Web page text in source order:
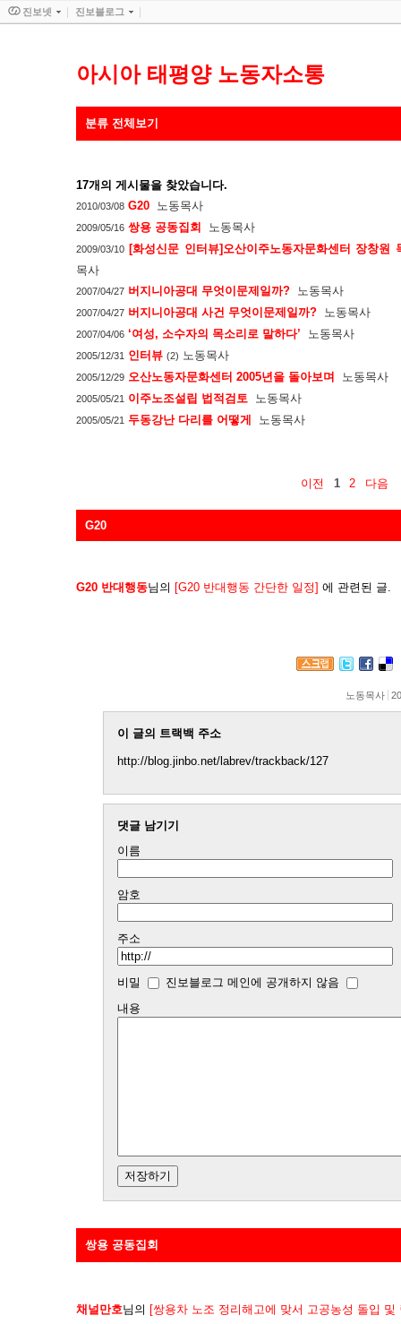
아시아 태평양 노동자소통
분류 전체보기
17개의 게시물을 찾았습니다.
2010/03/08 G20 노동목사
2009/05/16 쌍용 공동집회 노동목사
2009/03/10 [화성신문 인터뷰]오산이주노동자문화센터 장창
목사
2007/04/27 버지니아공대 무엇이문제일까? 노동목사
2007/04/27 버지니아공대 사건 무엇이문제일까? 노동목사
2007/04/06 ‘여성, 소수자의 목소리로 말하다’ 노동목사
2005/12/31 인터뷰 (2) 노동목사
2005/12/29 오산노동자문화센터 2005년을 돌아보며 노동목사
2005/05/21 이주노조설립 법적검토 노동목사
2005/05/21 두동강난 다리를 어떻게 노동목사
이전 1 2 다음
G20
G20 반대행동님의 [G20 반대행동 간단한 일정] 에 관련된 글.
노동목사
이 글의 트랙백 주소
http://blog.jinbo.net/labrev/trackback/127
댓글 남기기
이름
암호
주소
비밀
진보블로그 메인에 공개하지 않음
내용
쌍용 공동집회
채널만호님의 [쌍용차 노조 정리해고에 맞서 고공농성 돌입 및
진보넷 진보블로그